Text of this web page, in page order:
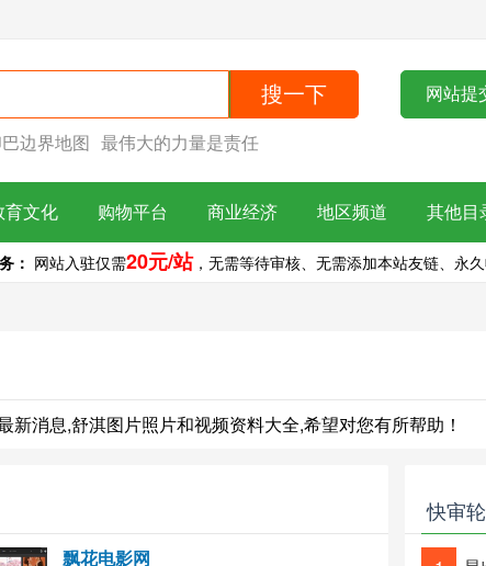
搜一下 网站提
边界地图 最伟大的力量是责任
育文化 购物平台 商业经济 地区频道 其他目
： 网站入驻仅需20元/站，无需等待审核、无需添加本站友链、永
消息,舒淇图片照片和视频资料大全,希望对您有所帮助！
飘花电影网
快审